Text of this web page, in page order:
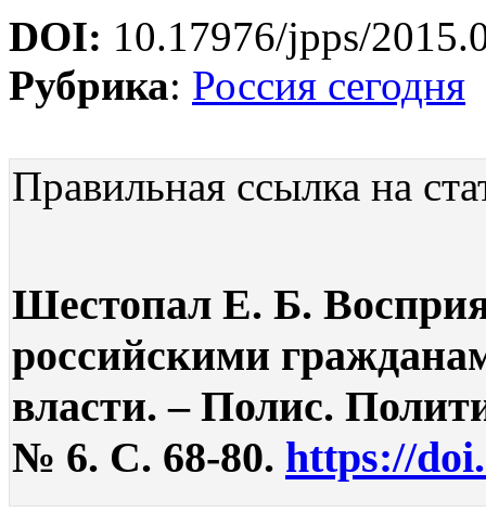
DOI: 10.17976/jpps/
Рубрика: Россия сегодня
Правильная ссылка на
Шестопал Е. Б.
российскими
власти. – Полис.
№ 6. С. 68-80. https://